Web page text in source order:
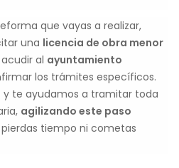
que vayas a realizar,
una licencia de obra menor
al ayuntamiento
los trámites específicos.
y te ayudamos a tramitar toda
agilizando este paso
tiempo ni cometas